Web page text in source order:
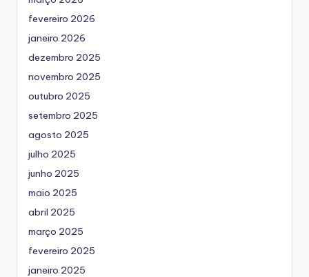
fevereiro 2026
janeiro 2026
dezembro 2025
novembro 2025
outubro 2025
setembro 2025
agosto 2025
julho 2025
junho 2025
maio 2025
abril 2025
março 2025
fevereiro 2025
janeiro 2025